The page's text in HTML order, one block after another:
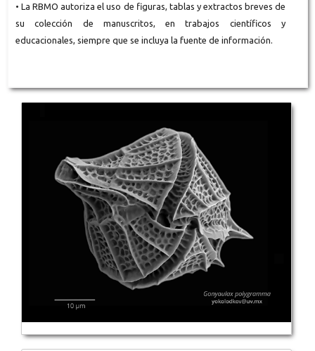
• La RBMO autoriza el uso de figuras, tablas y extractos breves de
su colección de manuscritos, en trabajos científicos y
educacionales, siempre que se incluya la fuente de información.